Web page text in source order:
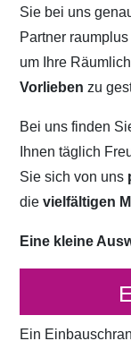
Sie bei uns
Partner
um Ihre
Vorliebenzu
Bei uns finden
Ihnen täglich
Sie sich von uns
dievielfältigen
Eine kleine
Ein